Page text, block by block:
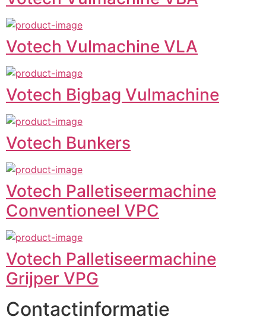
Votech Vulmachine VLA
Votech Bigbag Vulmachine
Votech Bunkers
Votech Palletiseermachine
Conventioneel VPC
Votech Palletiseermachine
Grijper VPG
Contactinformatie